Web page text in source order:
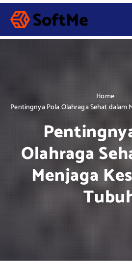
S
p
Home
Pentingnya Pola Olahraga Sehat dalam
Olahraga
Menjaga